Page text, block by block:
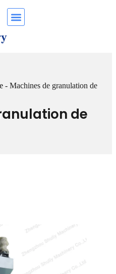
- Machines de granulation de
de